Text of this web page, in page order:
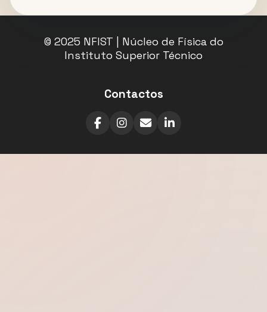
© 2025 NFIST | Núcleo de Física do
Instituto Superior Técnico
Contactos